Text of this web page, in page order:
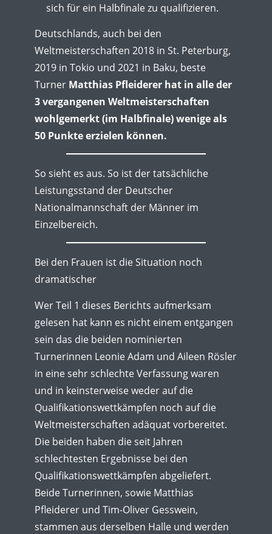
sich für ein Halbfinale zu qualifizieren.
Deutschlands, auch bei den
Weltmeisterschaften 2018 in St. Peterburg,
2019 in Tokio und 2021 in Baku, beste
Turner Matthias Pfleiderer hat in alle der
3 vergangenen Weltmeisterschaften
wohlgemerkt (im Halbfinale) wenige als
50 Punkte erzielen können.
So sieht es aus. So ist der tatsächliche
Leistungsstand der Deutscher
Nationalmannschaft der Männer im
Einzelbereich.
Bei den Frauen ist die Situation noch
dramatischer
Wer Teil 1 dieses Berichts aufmerksam
gelesen hat kann es nicht einem entgangen
sein das die beiden nominierten
Turnerinnen Leonie Adam und Aileen Rösler
in eine sehr schlechte Verfassung waren
und in keinsterweise weder auf die
Qualifikationswettkämpfen noch auf die
Weltmeisterschaften adäquat vorbereitet.
Die beiden haben die seit Jahren
schlechtesten Ergebnisse bei den
Qualifikationswettkämpfen abgeliefert.
Beide Turnerinnen, sowie Matthias
Pfleiderer und Tim-Oliver Gesswein,
stammen aus derselben Halle und werden